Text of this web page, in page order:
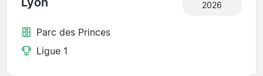
2026
Parc des Princes
Ligue 1